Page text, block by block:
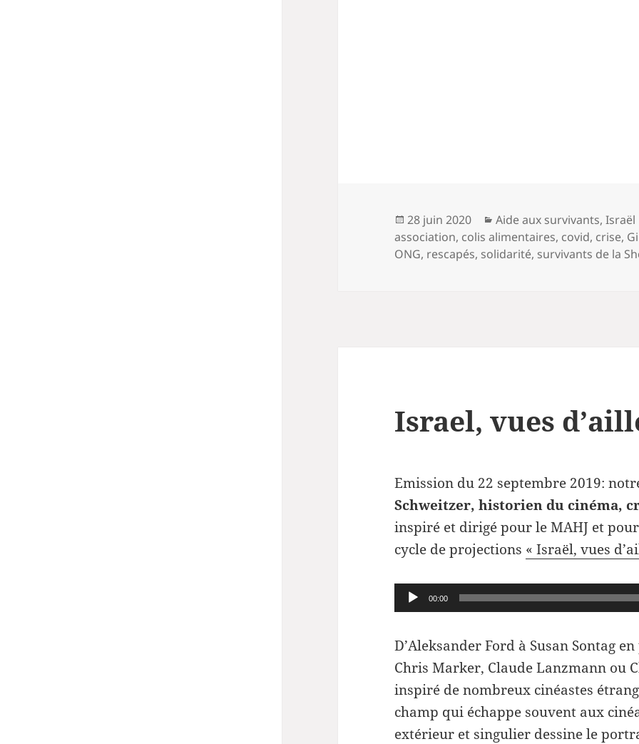
Publié
le
28 juin 2020 Catégories
Aide aux survivants,Israël
association, colis alimentaires, covid, crise,
ONG, rescapés, solidarité, survivants de la
Israel, vues
Emission du 22 septembre 2019:
Schweitzer, historien du cinéma,
inspiré et dirigé pour le MAHJ et
cycle de projections « Israël, vues
Lecteur
audio
00:00
D’Aleksander Ford à Susan Sontag
Chris Marker, Claude Lanzmann ou
inspiré de nombreux cinéastes
champ qui échappe souvent aux
extérieur et singulier dessine le